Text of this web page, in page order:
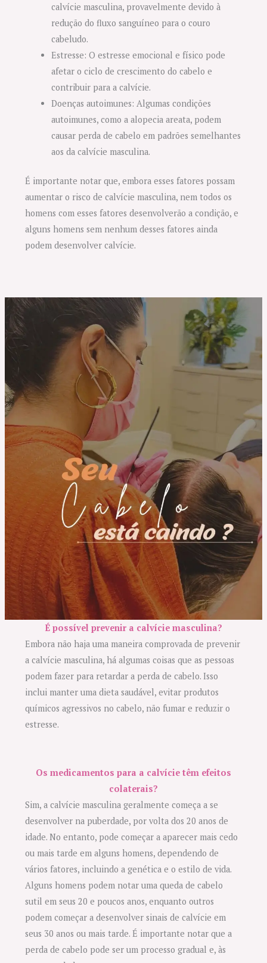
calvície masculina, provavelmente devido à
redução do fluxo sanguíneo para o couro
cabeludo.
Estresse: O estresse emocional e físico pode
afetar o ciclo de crescimento do cabelo e
contribuir para a calvície.
Doenças autoimunes: Algumas condições
autoimunes, como a alopecia areata, podem
causar perda de cabelo em padrões semelhantes
aos da calvície masculina.
É importante notar que, embora esses fatores possam
aumentar o risco de calvície masculina, nem todos os
homens com esses fatores desenvolverão a condição, e
alguns homens sem nenhum desses fatores ainda
podem desenvolver calvície.
É possível prevenir a calvície masculina?
Embora não haja uma maneira comprovada de prevenir
a calvície masculina, há algumas coisas que as pessoas
podem fazer para retardar a perda de cabelo. Isso
inclui manter uma dieta saudável, evitar produtos
químicos agressivos no cabelo, não fumar e reduzir o
estresse.
Os medicamentos para a calvície têm efeitos
colaterais?
Sim, a calvície masculina geralmente começa a se
desenvolver na puberdade, por volta dos 20 anos de
idade. No entanto, pode começar a aparecer mais cedo
ou mais tarde em alguns homens, dependendo de
vários fatores, incluindo a genética e o estilo de vida.
Alguns homens podem notar uma queda de cabelo
sutil em seus 20 e poucos anos, enquanto outros
podem começar a desenvolver sinais de calvície em
seus 30 anos ou mais tarde. É importante notar que a
perda de cabelo pode ser um processo gradual e, às